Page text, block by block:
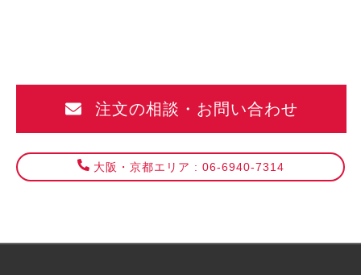
注文の相談・お問い合わせ
大阪・京都エリア : 06-6940-7314